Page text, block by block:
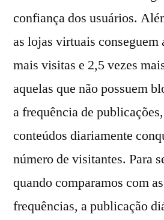
confiança dos usuários.
as lojas virtuais conseguem
mais visitas e 2,5 vezes
aquelas que não possuem
a frequência de
conteúdos diariamente
número de visitantes. Para
quando comparamos com
frequências, a publicação